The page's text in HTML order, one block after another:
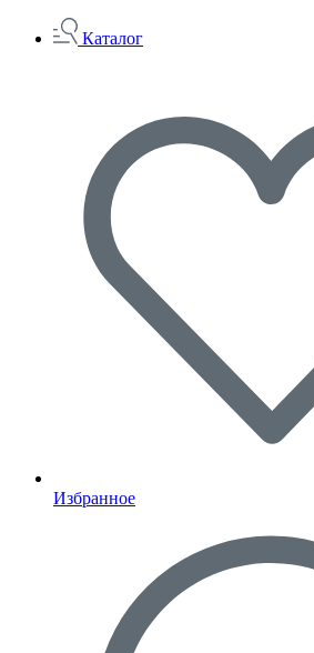
Каталог
Избранное